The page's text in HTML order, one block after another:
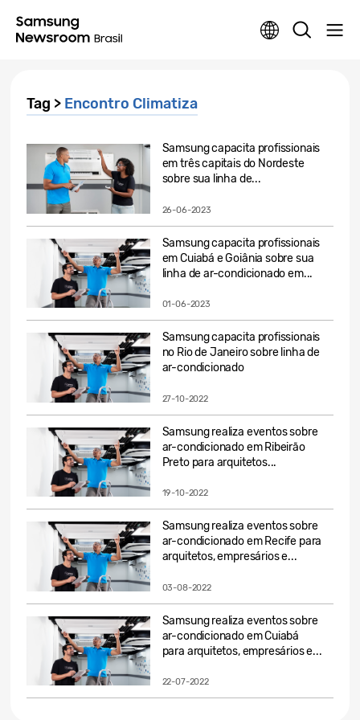
Tag > Encontro Climatiza
Samsung capacita profissionais
em três capitais do Nordeste
sobre sua linha de...
26-06-2023
Samsung capacita profissionais
em Cuiabá e Goiânia sobre sua
linha de ar-condicionado em...
01-06-2023
Samsung capacita profissionais
no Rio de Janeiro sobre linha de
ar-condicionado
27-10-2022
Samsung realiza eventos sobre
ar-condicionado em Ribeirão
Preto para arquitetos...
19-10-2022
Samsung realiza eventos sobre
ar-condicionado em Recife para
arquitetos, empresários e...
03-08-2022
Samsung realiza eventos sobre
ar-condicionado em Cuiabá
para arquitetos, empresários e...
22-07-2022